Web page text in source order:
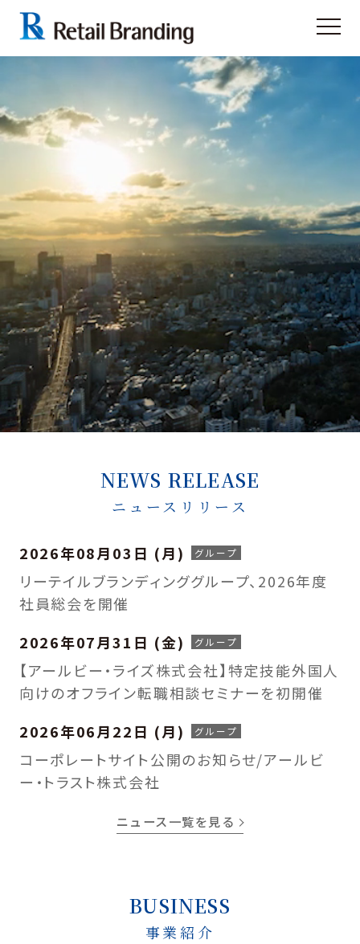
NEWS RELEASE
ニュースリリース
2026年08月03日 (月)
リーテイルブランディンググループ、2026年度
社員総会を開催
2026年07月31日 (金)
【アールビー・ライズ株式会社】特定技能外国人
向けのオフライン転職相談セミナーを初開催
2026年06月22日 (月)
コーポレートサイト公開のお知らせ/アールビ
ー・トラスト株式会社
ニュース一覧を見る
BUSINESS
事業紹介